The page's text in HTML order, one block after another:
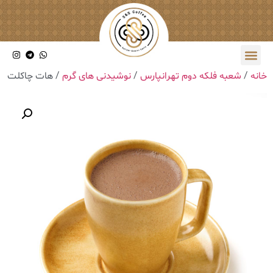
خانه / شعبه فلکه دوم تهرانپارس /نوشیدنی های گرم / ‎هات چاکلت